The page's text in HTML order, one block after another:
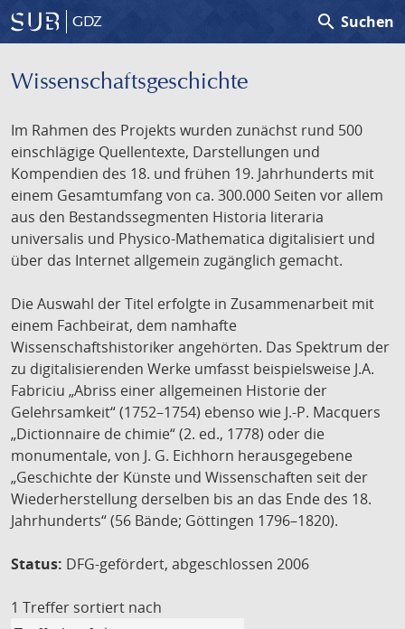
GDZ search Suchen
Wissenschafts­geschichte
Im Rahmen des Projekts wurden zunächst rund 500
einschlägige Quellentexte, Darstellungen und
Kompendien des 18. und frühen 19. Jahrhunderts mit
einem Gesamtumfang von ca. 300.000 Seiten vor allem
aus den Bestandssegmenten Historia literaria
universalis und Physico-Mathematica digitalisiert und
über das Internet allgemein zugänglich gemacht.
Die Auswahl der Titel erfolgte in Zusammenarbeit mit
einem Fachbeirat, dem namhafte
Wissenschaftshistoriker angehörten. Das Spektrum der
zu digitalisierenden Werke umfasst beispielsweise J.A.
Fabriciu „Abriss einer allgemeinen Historie der
Gelehrsamkeit“ (1752–1754) ebenso wie J.-P. Macquers
„Dictionnaire de chimie“ (2. ed., 1778) oder die
monumentale, von J. G. Eichhorn herausgegebene
„Geschichte der Künste und Wissenschaften seit der
Wiederherstellung derselben bis an das Ende des 18.
Jahrhunderts“ (56 Bände; Göttingen 1796–1820).
Status: DFG-gefördert, abgeschlossen 2006
1 Treffer sortiert nach